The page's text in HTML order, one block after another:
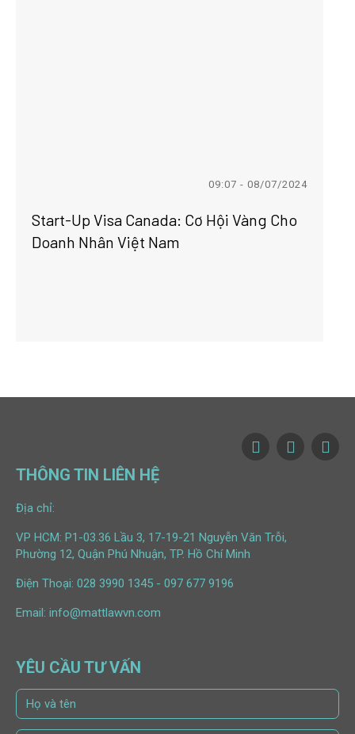
09:07 - 08/07/2024
Start-Up Visa Canada: Cơ Hội Vàng Cho
Doanh Nhân Việt Nam
THÔNG TIN LIÊN HỆ
Địa chỉ:
VP HCM: P1-03.36 Lầu 3, 17-19-21 Nguyễn Văn Trỗi,
Phường 12, Quận Phú Nhuận, TP. Hồ Chí Minh
Điện Thoại: 028 3990 1345 - 097 677 9196
Email: info@mattlawvn.com
YÊU CẦU TƯ VẤN